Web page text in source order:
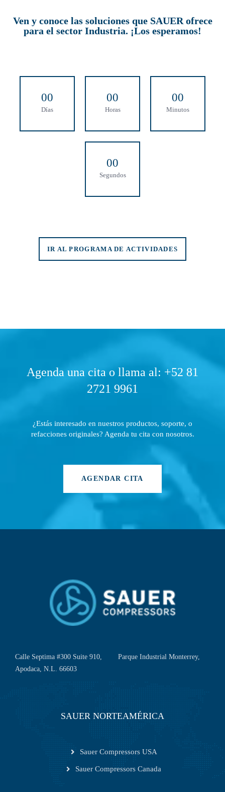
Ven y conoce las soluciones que SAUER ofrece
para el sector Industria. ¡Los esperamos!
00
Días
00
Horas
00
Minutos
00
Segundos
IR AL PROGRAMA DE ACTIVIDADES
Agenda una cita o llama al: +52 81
2721 9961
¿Estás interesado en nuestros productos, soporte, o
refacciones originales? Agenda tu cita con nosotros.
AGENDAR CITA
Calle Septima #300 Suite 910, Parque Industrial Monterrey,
Apodaca, N.L. 66603
SAUER NORTEAMÉRICA
Sauer Compressors USA
Sauer Compressors Canada